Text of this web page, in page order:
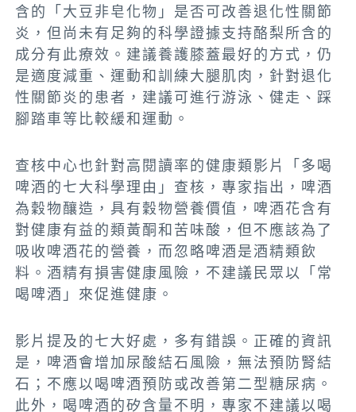
含的「大豆非皂化物」是否可改善退化性關節
炎，但尚未有足夠的科學證據支持酪梨所含的
成分有此療效。建議養護膝蓋最好的方式，仍
是適度減重、運動和訓練大腿肌肉，針對退化
性關節炎的患者，建議可進行游泳、健走、踩
腳踏車等比較緩和運動。
查核中心也針對高閱讀率的健康類影片「多喝
啤酒的七大科學理由」查核，專家指出，啤酒
為穀物釀造，具有穀物營養價值，啤酒花含有
對健康有益的類黃酮和苦味酸，但不應該為了
吸收啤酒花的營養，而忽略啤酒是酒精類飲
料。酒精有損害健康風險，不建議民眾以「常
喝啤酒」來促進健康。
影片提及的七大好處，多有錯誤。正確的資訊
是，啤酒會增加尿酸結石風險，無法預防腎結
石；不應以喝啤酒預防或改善第二型糖尿病。
此外，喝啤酒的矽含量不明，專家不建議以喝